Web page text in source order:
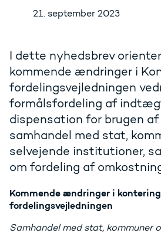
21. september 2023
I dette nyhedsbrev
kommende ændringer i
fordelingsvejledningen
formålsfordeling af
dispensation for brugen af
samhandel med stat,
selvejende institutioner,
om fordeling af
Kommende ændringer i
fordelingsvejledningen
Samhandel med stat, kommuner